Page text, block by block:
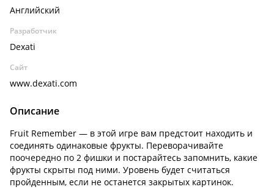
Английский
Разработчик
Dexati
Сайт
www.dexati.com
Описание
Fruit Remember — в этой игре вам предстоит находить и
соединять одинаковые фрукты. Переворачивайте
поочередно по 2 фишки и постарайтесь запомнить, какие
фрукты скрыты под ними. Уровень будет считаться
пройденным, если не останется закрытых картинок.